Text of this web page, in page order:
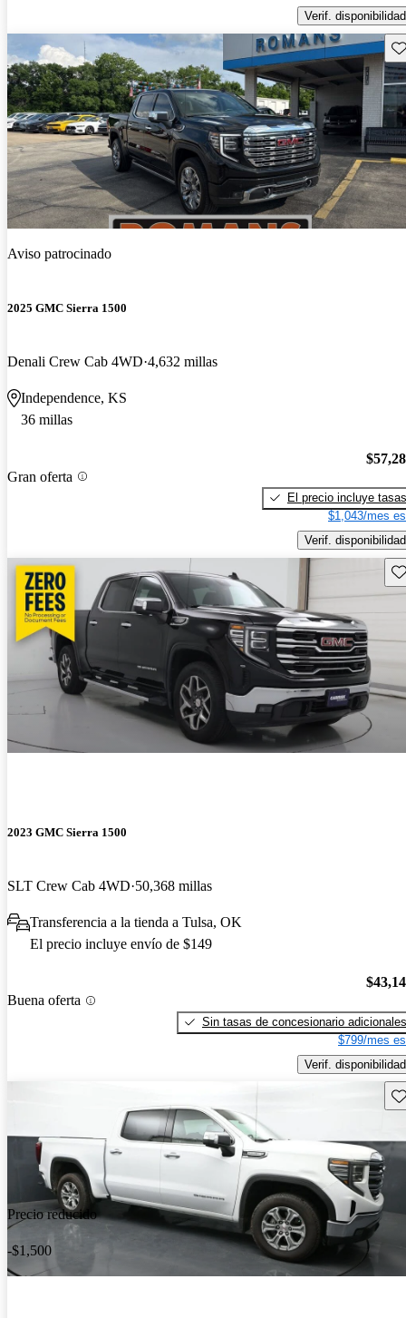
Verif. disponibilidad
Aviso patrocinado
2025 GMC Sierra 1500
Denali Crew Cab 4WD 4,632 millas
Independence, KS
36 millas
Gran oferta
El precio incluye tasas
$1,043/mes
Verif. disponibilidad
2023 GMC Sierra 1500
SLT Crew Cab 4WD 50,368 millas
Transferencia a la tienda a Tulsa, OK
El precio incluye envío de $149
Buena oferta
Sin tasas de concesionario adicionales
$799/mes
Verif. disponibilidad
Precio reducido
-$1,500